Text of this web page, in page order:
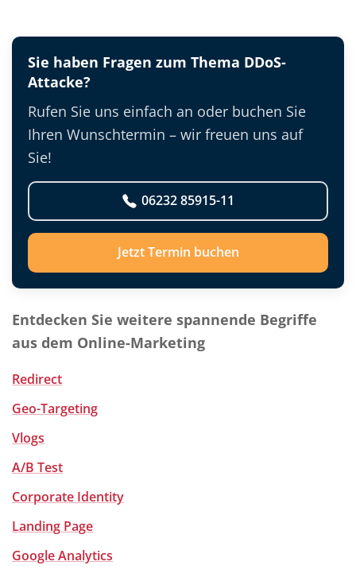
Sie haben Fragen zum Thema DDoS-
Attacke?
Rufen Sie uns einfach an oder buchen Sie
Ihren Wunschtermin – wir freuen uns auf
Sie!
06232 85915-11
Jetzt Termin buchen
Entdecken Sie weitere spannende Begriffe
aus dem Online-Marketing
Redirect
Geo-Targeting
Vlogs
A/B Test
Corporate Identity
Landing Page
Google Analytics